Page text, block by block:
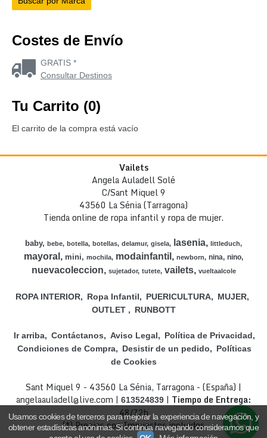
Costes de Envío
GRATIS *
Consultar Destinos
Tu Carrito (0)
El carrito de la compra está vacío
Vailets
Angela Auladell Solé
C/Sant Miquel 9
43560 La Sénia (Tarragona)
Tienda online de ropa infantil y ropa de mujer.
baby bebe botella botellas delamur gisela lasenia littleduch
mayoral mini mochila modainfantil newborn nina nino
nuevacoleccion sujetador tutete vailets vueltaalcole
ROPA INTERIOR Ropa Infantil PUERICULTURA
MUJER
OUTLET
RUNBOTT
Ir arriba Contáctanos Aviso Legal
Política de Privacidad
Condiciones de Compra
Desistir de un pedido
Políticas
de Cookies
Sant Miquel 9 - 43560 La Sénia, Tarragona - (España) |
angelaauladell@live.com | 613524839 | Tiempo de Entrega:
48/72h
(*) Precios con Impuestos incluidos
Usamos cookies de terceros para mejorar la experiencia de navegación, y
obtener estadísticas anónimas. Si continúa navegando consideramos que